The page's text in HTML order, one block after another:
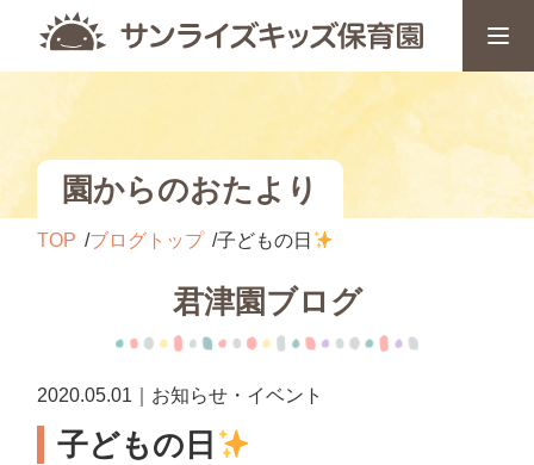
園からのおたより
TOP ブログトップ 子どもの日
君津園ブログ
2020.05.01｜お知らせ・イベント
子どもの日